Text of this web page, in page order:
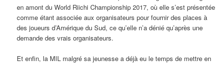
en amont du World Riichi Championship 2017, où elle s’est présentée
comme étant associée aux organisateurs pour fournir des places à
des joueurs d’Amérique du Sud, ce qu’elle n’a dénié qu’après une
demande des vrais organisateurs.
Et enfin, la MIL malgré sa jeunesse a déjà eu le temps de mettre en